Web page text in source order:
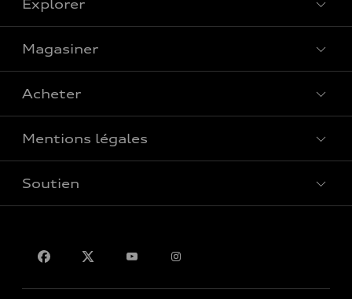
Explorer
Voir tous les modèles
Magasiner
Offres spéciales
Acheter
Réserver un essai routier
Mentions légales
Confidentialité
Soutien